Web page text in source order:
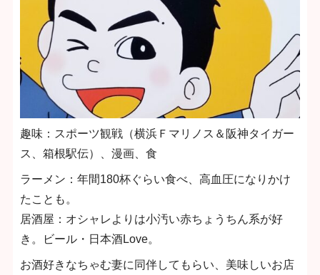
趣味：スポーツ観戦（横浜Ｆマリノス＆阪神タイガー
ス、箱根駅伝）、漫画、食
ラーメン：年間180杯ぐらい食べ、高血圧になりかけ
たことも。
居酒屋：オシャレよりは小汚い赤ちょうちん系が好
き。ビール・日本酒Love。
お酒好きなちゃむ妻に同伴してもらい、美味しいお店